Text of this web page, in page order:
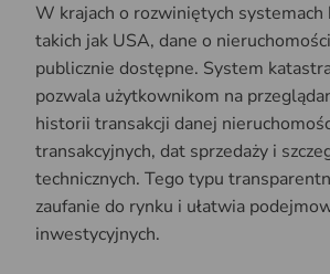
W krajach o rozwiniętych systemach
takich jak USA, dane o
publicznie dostępne. System
pozwala użytkownikom na
historii transakcji danej
transakcyjnych, dat sprzedaży i
technicznych. Tego typu
zaufanie do rynku i ułatwia
inwestycyjnych.